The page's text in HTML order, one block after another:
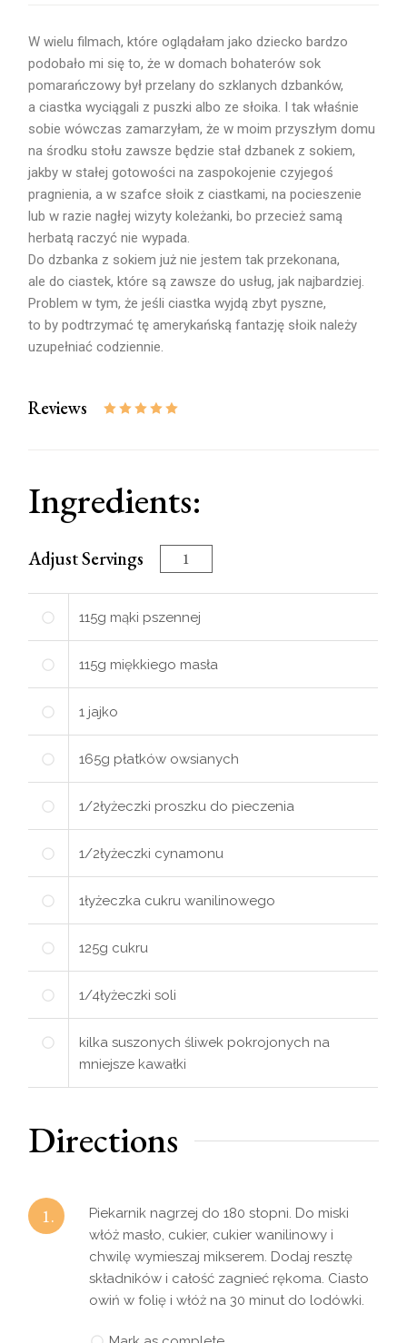
W wielu filmach, które oglądałam jako dziecko bardzo
podobało mi się to, że w domach bohaterów sok
pomarańczowy był przelany do szklanych dzbanków,
a ciastka wyciągali z puszki albo ze słoika. I tak właśnie
sobie wówczas zamarzyłam, że w moim przyszłym domu
na środku stołu zawsze będzie stał dzbanek z sokiem,
jakby w stałej gotowości na zaspokojenie czyjegoś
pragnienia, a w szafce słoik z ciastkami, na pocieszenie
lub w razie nagłej wizyty koleżanki, bo przecież samą
herbatą raczyć nie wypada.
Do dzbanka z sokiem już nie jestem tak przekonana,
ale do ciastek, które są zawsze do usług, jak najbardziej.
Problem w tym, że jeśli ciastka wyjdą zbyt pyszne,
to by podtrzymać tę amerykańską fantazję słoik należy
uzupełniać codziennie.
Reviews
Ingredients:
Adjust Servings
115g mąki pszennej
115g miękkiego masła
1 jajko
165g płatków owsianych
1/2łyżeczki proszku do pieczenia
1/2łyżeczki cynamonu
1łyżeczka cukru wanilinowego
125g cukru
1/4łyżeczki soli
kilka suszonych śliwek pokrojonych na
mniejsze kawałki
Directions
1.
Piekarnik nagrzej do 180 stopni. Do miski
włóż masło, cukier, cukier wanilinowy i
chwilę wymieszaj mikserem. Dodaj resztę
składników i całość zagnieć rękoma. Ciasto
owiń w folię i włóż na 30 minut do lodówki.